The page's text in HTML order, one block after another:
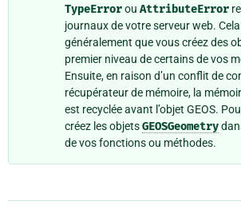
TypeErrorou AttributeError
journaux de votre serveur web.
généralement que vous créez des
premier niveau de certains de vos
Ensuite, en raison d’un conflit de
récupérateur de mémoire, la
est recyclée avant l’objet GEOS.
créez les objetsGEOSGeometry
de vos fonctions ou méthodes.